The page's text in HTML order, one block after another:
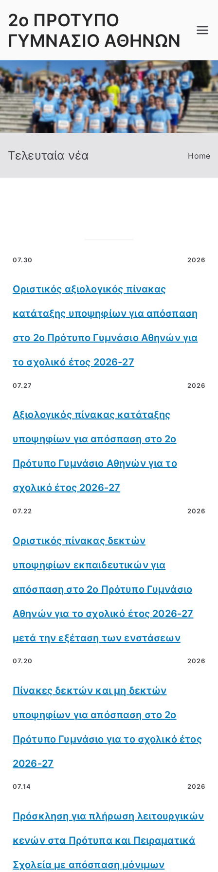
content
2ο ΠΡΟΤΥΠΟ
ΓΥΜΝΑΣΙΟ ΑΘΗΝΩΝ
Τελευταία νέα Home
07.30 2026
Οριστικός αξιολογικός πίνακας
κατάταξης υποψηφίων για απόσπαση
στο 2ο Πρότυπο Γυμνάσιο Αθηνών για
το σχολικό έτος 2026-27
07.27 2026
Αξιολογικός πίνακας κατάταξης
υποψηφίων για απόσπαση στο 2ο
Πρότυπο Γυμνάσιο Αθηνών για το
σχολικό έτος 2026-27
07.22 2026
Οριστικός πίνακας δεκτών
υποψηφίων εκπαιδευτικών για
απόσπαση στο 2ο Πρότυπο Γυμνάσιο
Αθηνών για το σχολικό έτος 2026-27
μετά την εξέταση των ενστάσεων
07.20 2026
Πίνακες δεκτών και μη δεκτών
υποψηφίων για απόσπαση στο 2ο
Πρότυπο Γυμνάσιο για το σχολικό έτος
2026-27
07.14 2026
Πρόσκληση για πλήρωση λειτουργικών
κενών στα Πρότυπα και Πειραματικά
Σχολεία με απόσπαση μόνιμων